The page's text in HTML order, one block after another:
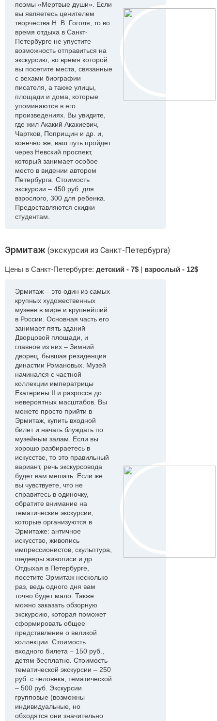
поэмы «Мертвые души». Если
вы являетесь ценителем
творчества Н. В. Гоголя, то во
время отдыха в Санкт-
Петербурге не упустите
возможность отправиться на
экскурсию, во время которой
вы посетите места, связанные
с вехами биографии
писателя, а также улицы,
площади и дома, которые
упоминаются в его
произведениях. Вы увидите,
где жил Акакий Акакиевич,
Чартков, Поприщин и др. и,
конечно же, ваш путь пройдет
через Невский проспект,
который занимает особое
место в видении автором
Петербурга. Стоимость
экскурсии – 450 руб. для
взрослого, 300 для ребенка.
Предоставляются скидки
студентам.
Эрмитаж (экскурсия из Санкт-Петербурга)
Цены в Санкт-Петербурге: детский - 7$ | взрослый - 12$
Эрмитаж – это один из самых
крупных художественных
музеев в мире и крупнейший
в России. Основная часть его
занимает пять зданий
Дворцовой площади, и
главное из них – Зимний
дворец, бывшая резиденция
династии Романовых. Музей
начинался с частной
коллекции императрицы
Екатерины II и разросся до
невероятных масштабов. Вы
можете просто прийти в
Эрмитаж, купить входной
билет и начать блуждать по
музейным залам. Если вы
хорошо разбираетесь в
искусстве, то это правильный
вариант, речь экскурсовода
будет вам мешать. Если же
вы чувствуете, что не
справитесь в одиночку,
обратите внимание на
тематические экскурсии,
которые организуются в
Эрмитаже: античное
искусство, живопись
импрессионистов, скульптура,
шедевры живописи и др.
Отдыхая в Петербурге,
посетите Эрмитаж несколько
раз, ведь одного дня вам
точно будет мало. Также
можно заказать обзорную
экскурсию, которая поможет
сформировать общее
представление о великой
коллекции. Стоимость
входного билета – 150 руб.,
детям бесплатно. Стоимость
тематической экскурсии – 250
руб. с человека, тематической
– 500 руб. Экскурсии
групповые (возможны
индивидуальные, но
обходятся они значительно